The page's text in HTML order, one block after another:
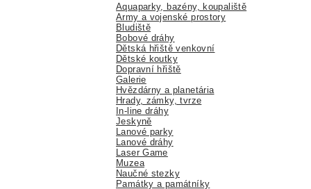
Aquaparky, bazény, koupaliště
Army a vojenské prostory
Bludiště
Bobové dráhy
Dětská hřiště venkovní
Dětské koutky
Dopravní hřiště
Galerie
Hvězdárny a planetária
Hrady, zámky, tvrze
In-line dráhy
Jeskyně
Lanové parky
Lanové dráhy
Laser Game
Muzea
Naučné stezky
Památky a památníky